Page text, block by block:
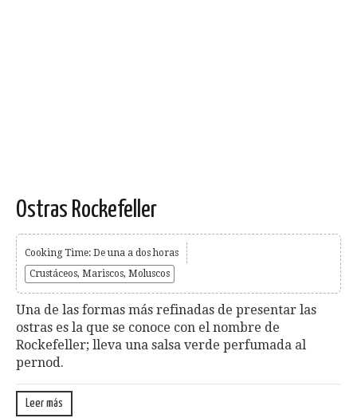
Ostras Rockefeller
Cooking Time: De una a dos horas
Crustáceos, Mariscos, Moluscos
Una de las formas más refinadas de presentar las
ostras es la que se conoce con el nombre de
Rockefeller; lleva una salsa verde perfumada al
pernod.
Leer más